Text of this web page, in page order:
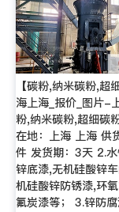
【碳粉,纳米碳粉,超
海上海_报价_图片-
粉,纳米碳粉,超细碳
在地：上海 上海 供
件 发货期：3天 2.
锌底漆,无机硅酸锌
机硅酸锌防锈漆,环
氟炭漆等； 3.锌防